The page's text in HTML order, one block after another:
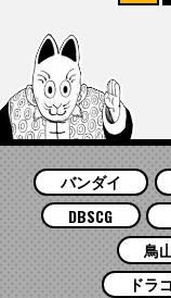
バンダイ
DBSCG
鳥
ドラ